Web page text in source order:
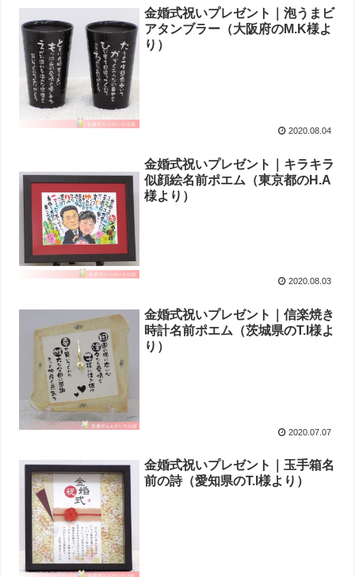
金婚式祝いプレゼント｜泡うまビ
アタンブラー（大阪府のM.K様よ
り ）
2020.08.04
金婚式祝いプレゼント｜キラキラ
似顔絵名前ポエム（東京都のH.A
様より ）
2020.08.03
金婚式祝いプレゼント｜信楽焼き
時計名前ポエム（茨城県のT.I様よ
り ）
2020.07.07
金婚式祝いプレゼント｜玉手箱名
前の詩（愛知県のT.I様より ）